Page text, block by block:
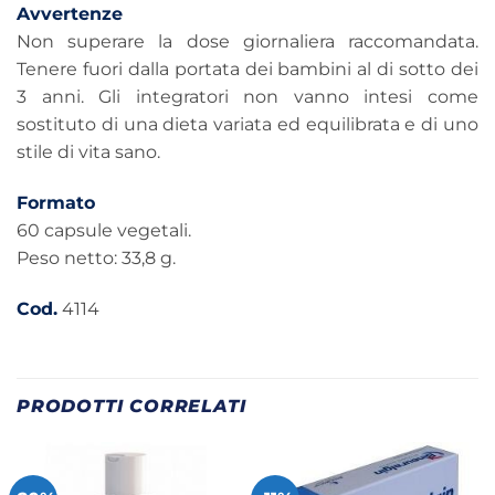
Avvertenze
Non superare la dose giornaliera raccomandata.
Tenere fuori dalla portata dei bambini al di sotto dei
3 anni. Gli integratori non vanno intesi come
sostituto di una dieta variata ed equilibrata e di uno
stile di vita sano.
Formato
60 capsule vegetali.
Peso netto: 33,8 g.
Cod. 4114
PRODOTTI CORRELATI